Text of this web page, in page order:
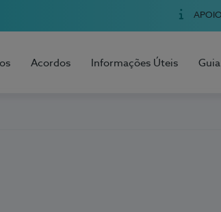
Acordos Informações Úteis